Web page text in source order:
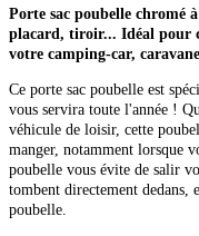
Porte sac poubelle chromé
placard, tiroir... Idéal pour
votre camping-car,
Ce porte sac poubelle est
vous servira toute l'année !
véhicule de loisir, cette
manger, notamment lorsque
poubelle vous évite de salir
tombent directement dedans,
poubelle.